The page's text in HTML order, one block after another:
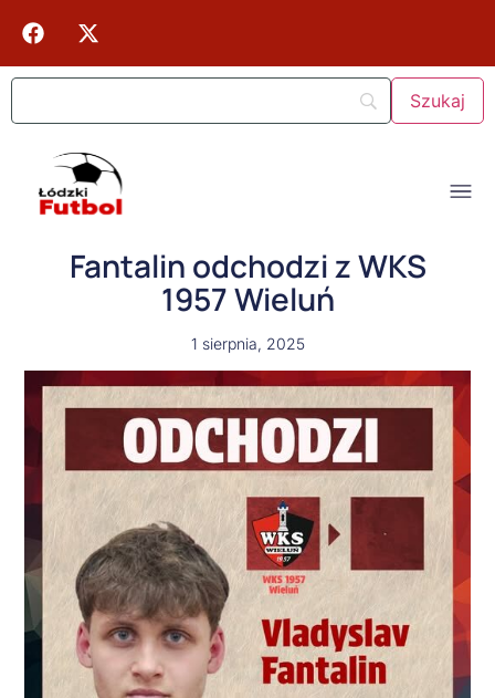
Fantalin odchodzi z WKS
1957 Wieluń
1 sierpnia, 2025